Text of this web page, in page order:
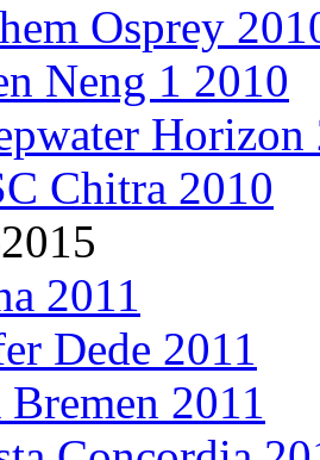
Osprey
Neng 1 2010
Horizon
Chitra 2010
2011
Dede 2011
2011